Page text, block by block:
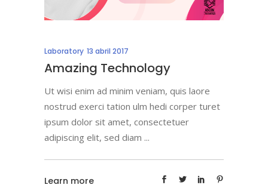
Laboratory 13 abril 2017
Amazing Technology
Ut wisi enim ad minim veniam, quis laore
nostrud exerci tation ulm hedi corper turet
ipsum dolor sit amet, consectetuer
adipiscing elit, sed diam
Learn more